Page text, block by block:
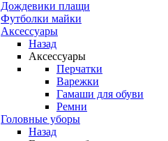
Дождевики плащи
Футболки майки
Аксессуары
Назад
Аксессуары
Перчатки
Варежки
Гамаши для обуви
Ремни
Головные уборы
Назад